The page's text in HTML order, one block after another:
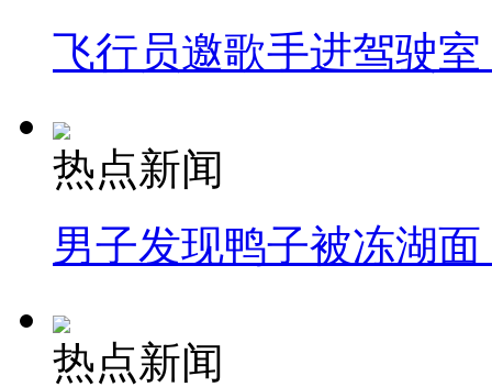
飞行员邀歌手进驾驶
热点新闻
男子发现鸭子被冻湖
热点新闻